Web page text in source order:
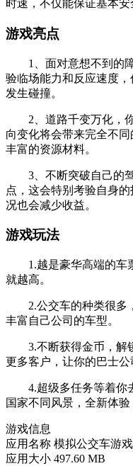
时速，不仅能保证基本安
游戏亮点
1、面对意想不到的障
验临场能力和反应速度
发生碰撞。
2、道路千变万化，你
向变化将会带来完全不
丰富的资源材料。
3、不断突破自己的驾
点，这会特别考验自身
况也会减少收益。
游戏玩法
1.越是豪华高端的车
就越高。
2.公交车的种类很多，
丰富自己公司的车型。
3.不断获得金币，解
更多客户，让你的巴士公
4.超级多任务等着你去
国家不同风景，全新体验
游戏信息
应用名称 模拟公交车游戏
应用大小 497.60 MB